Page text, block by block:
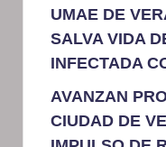
UMAE DE
SALVA VIDA
INFECTADA
AVANZAN
CIUDAD DE